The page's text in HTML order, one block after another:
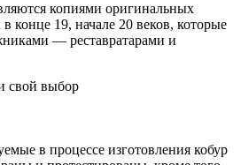
копиями оригинальных
конце 19, начале 20 веков, которые
— реставратарами и
свой выбор
в процессе изготовления кобур